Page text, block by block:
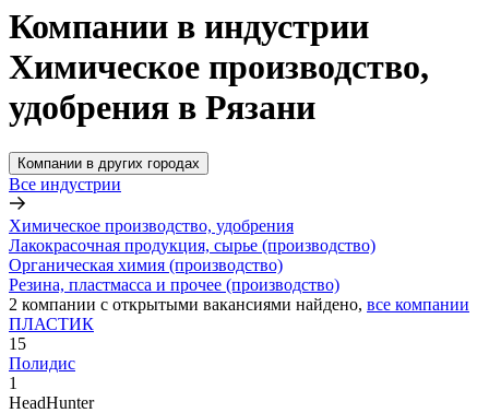
Компании в индустрии
Химическое производство,
удобрения в Рязани
Компании в других городах
Все индустрии
Химическое производство, удобрения
Лакокрасочная продукция, сырье (производство)
Органическая химия (производство)
Резина, пластмасса и прочее (производство)
2 компании с открытыми вакансиями найдено, все компании
ПЛАСТИК
15
Полидис
1
HeadHunter